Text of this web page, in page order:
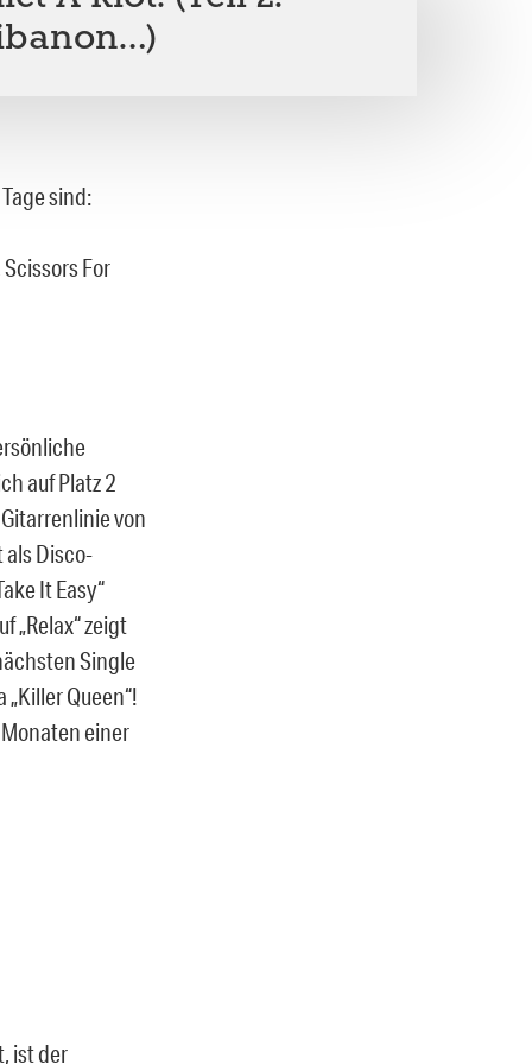
sind:
For
auf Platz 2
von
als Disco-
It Easy“
„Relax“ zeigt
Single
Queen“!
einer
ist der